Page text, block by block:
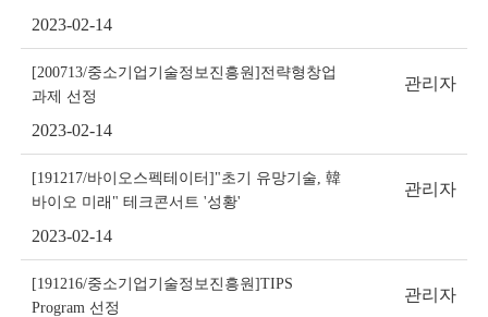
2023-02-14
[200713/중소기업기술정보진흥원]전략형창업
과제 선정
관리자
2023-02-14
[191217/바이오스펙테이터]"초기 유망기술, 韓
바이오 미래" 테크콘서트 '성황'
관리자
2023-02-14
[191216/중소기업기술정보진흥원]TIPS
Program 선정
관리자